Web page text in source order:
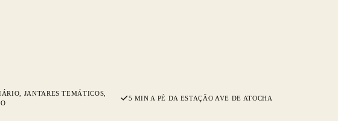
JANTARES TEMÁTICOS,
5 MIN A PÉ DA ESTAÇÃO AVE DE ATOCHA